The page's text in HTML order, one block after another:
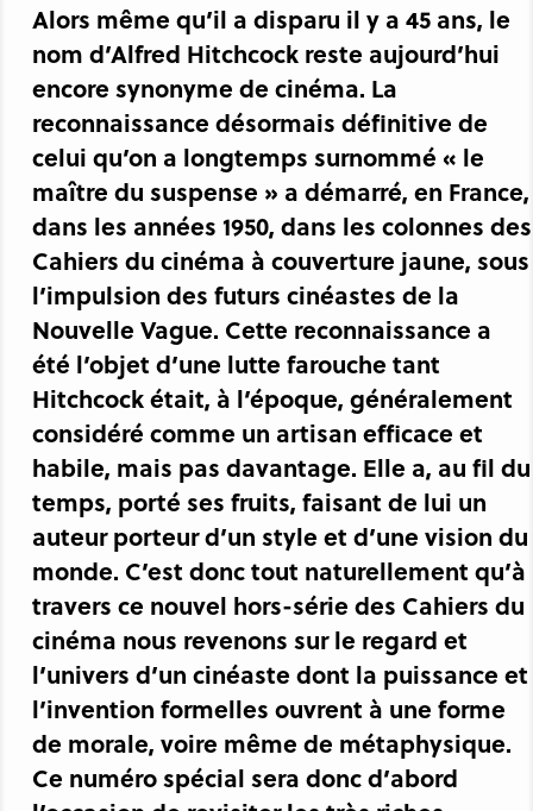
Alors même qu’il a disparu il y a 45 ans, le
nom d’Alfred Hitchcock reste aujourd’hui
encore synonyme de cinéma. La
reconnaissance désormais définitive de
celui qu’on a longtemps surnommé « le
maître du suspense » a démarré, en France,
dans les années 1950, dans les colonnes des
Cahiers du cinéma à couverture jaune, sous
l’impulsion des futurs cinéastes de la
Nouvelle Vague. Cette reconnaissance a
été l’objet d’une lutte farouche tant
Hitchcock était, à l’époque, généralement
considéré comme un artisan efficace et
habile, mais pas davantage. Elle a, au fil du
temps, porté ses fruits, faisant de lui un
auteur porteur d’un style et d’une vision du
monde. C’est donc tout naturellement qu’à
travers ce nouvel hors-série des Cahiers du
cinéma nous revenons sur le regard et
l’univers d’un cinéaste dont la puissance et
l’invention formelles ouvrent à une forme
de morale, voire même de métaphysique.
Ce numéro spécial sera donc d’abord